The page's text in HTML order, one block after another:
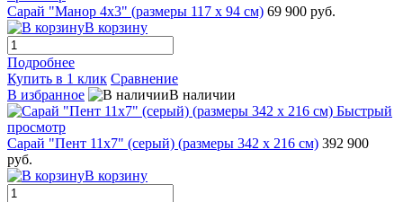
Сарай "Манор 4х3" (размеры 117 х 94 см) 69 900 руб.
В корзину
Подробнее
Купить в 1 клик Сравнение
В избранное
В наличии
Быстрый
просмотр
Сарай "Пент 11х7" (серый) (размеры 342 х 216 см) 392 900
руб.
В корзину